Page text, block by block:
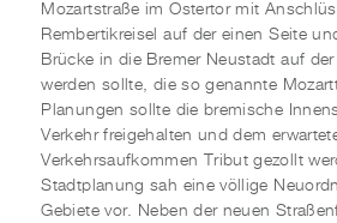
Mozartstraße im Ostertor mit
Rembertikreisel auf der einen Seite
Brücke in die Bremer Neustadt auf
werden sollte, die so genannte
Planungen sollte die bremische
Verkehr freigehalten und dem
Verkehrsaufkommen Tribut gezollt
Stadtplanung sah eine völlige
Gebiete vor. Neben der neuen